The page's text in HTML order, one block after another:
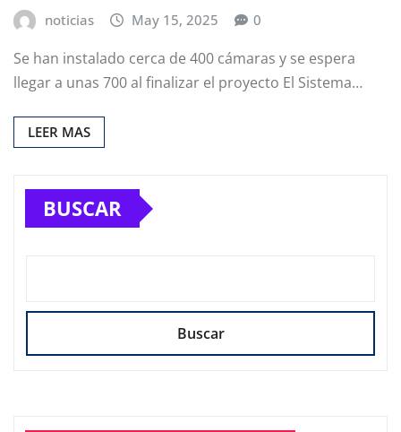
noticias May 15, 2025 0
Se han instalado cerca de 400 cámaras y se espera
llegar a unas 700 al finalizar el proyecto El Sistema…
LEER MAS
BUSCAR
Buscar